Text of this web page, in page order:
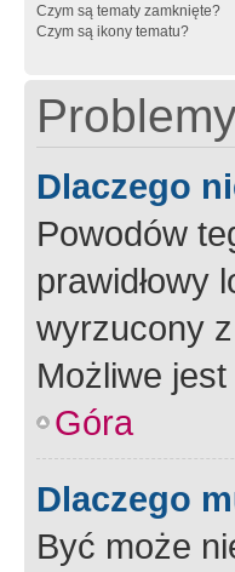
Czym są tematy zamknięte?
Czym są ikony tematu?
Dlaczego
Powodów
prawidłowy
wyrzucony
Możliwe
Góra
Dlaczego
Być może